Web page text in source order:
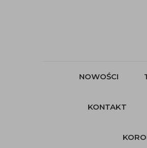
NOWOŚCI
KONTAKT